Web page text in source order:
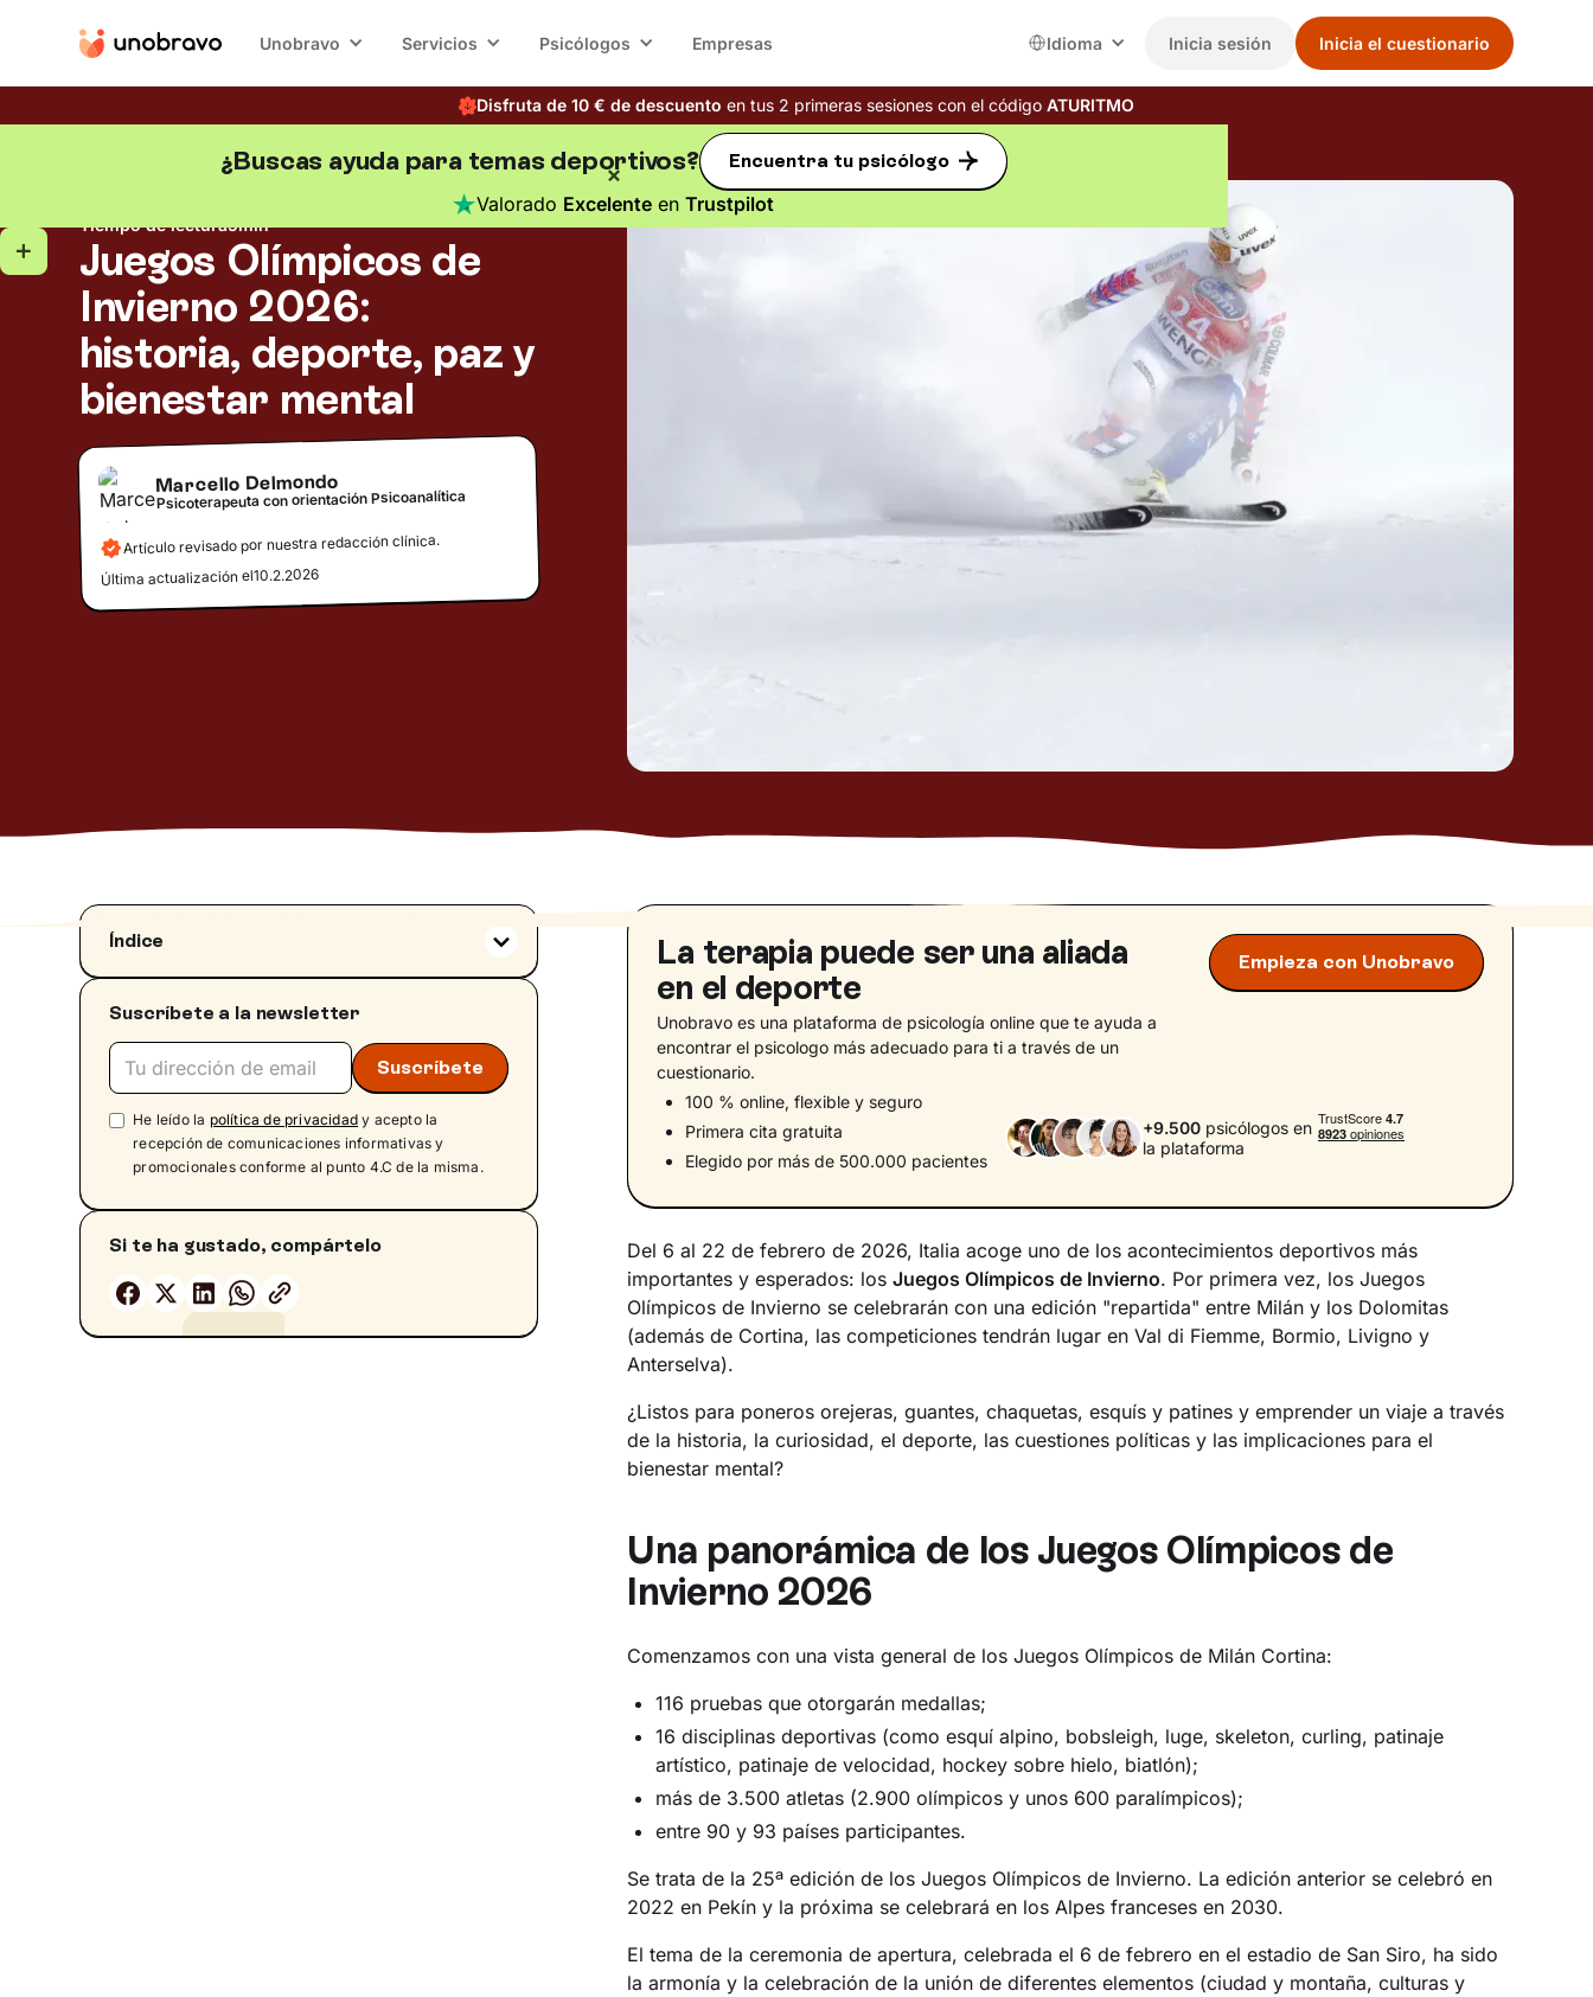
Unobravo Servicios Psicólogos Empresas Idioma Inicia sesión Inicia el cuestionario
Disfruta de 10 € de descuento en tus 2 primeras sesiones con el código ATURITMO
¿Buscas ayuda para temas deportivos? Encuentra tu psicólogo
Valorado Excelente enTrustpilot
Tiempo de lectura5min
Juegos Olímpicos de
Invierno 2026:
historia, deporte, paz y
bienestar mental
Marcello Delmondo
Psicoterapeuta con orientación Psicoanalítica
Artículo revisado por nuestra redacción clínica.
Última actualización el10.2.2026
Índice
Una panorámica de los Juegos Olímpicos de
Invierno 2026
Psicología y salud mental de los atletas
Los Juegos Olímpicos entre la política, el
deporte y la economía
Olimpiadas y paz
¿Lo importante es participar?
Suscríbete a la newsletter
He leído la política de privacidad y acepto la
recepción de comunicaciones informativas y
promocionales conforme al punto 4.C de la misma.
Si te ha gustado, compártelo
La terapia puede ser una aliada
en el deporte
Unobravo es una plataforma de psicología online que te ayuda a
encontrar el psicologo más adecuado para ti a través de un
cuestionario.
Empieza con Unobravo
100 % online, flexible y seguro
Primera cita gratuita
Elegido por más de 500.000 pacientes
+9.500psicólogos en
la plataforma
Del 6 al 22 de febrero de 2026, Italia acoge uno de los acontecimientos deportivos más
importantes y esperados: losJuegos Olímpicos de Invierno. Por primera vez, los Juegos
Olímpicos de Invierno se celebrarán con una edición "repartida" entre Milán y los Dolomitas
(además de Cortina, las competiciones tendrán lugar en Val di Fiemme, Bormio, Livigno y
Anterselva).
¿Listos para poneros orejeras, guantes, chaquetas, esquís y patines y emprender un viaje a través
de la historia, la curiosidad, el deporte, las cuestiones políticas y las implicaciones para el
bienestar mental?
Una panorámica de los Juegos Olímpicos de
Invierno 2026
Comenzamos con una vista general de los Juegos Olímpicos de Milán Cortina:
116 pruebas que otorgarán medallas;
16 disciplinas deportivas (como esquí alpino, bobsleigh, luge, skeleton, curling, patinaje
artístico, patinaje de velocidad, hockey sobre hielo, biatlón);
más de 3.500 atletas (2.900 olímpicos y unos 600 paralímpicos);
entre 90 y 93 países participantes.
Se trata de la 25ª edición de los Juegos Olímpicos de Invierno. La edición anterior se celebró en
2022 en Pekín y la próxima se celebrará en los Alpes franceses en 2030.
El tema de la ceremonia de apertura, celebrada el 6 de febrero en el estadio de San Siro, ha sido
la armonía y la celebración de la unión de diferentes elementos (ciudad y montaña, culturas y